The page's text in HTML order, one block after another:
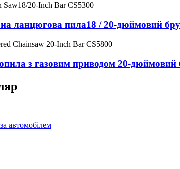
ланцюгова пила18 ​​/ 20-дюймовий
з газовим приводом 20-дюймовий
автомобілем